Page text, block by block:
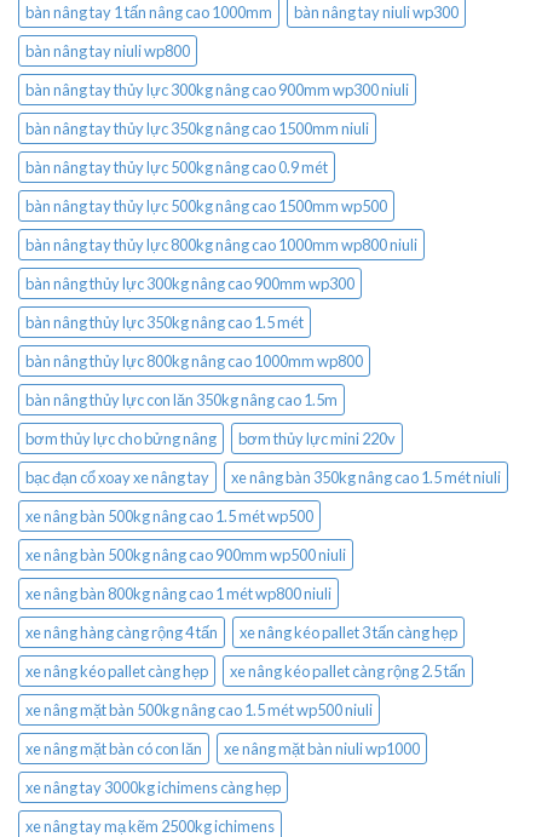
bàn nâng tay 1 tấn nâng cao 1000mm
bàn nâng tay niuli wp300
bàn nâng tay niuli wp800
bàn nâng tay thủy lực 300kg nâng cao 900mm wp300 niuli
bàn nâng tay thủy lực 350kg nâng cao 1500mm niuli
bàn nâng tay thủy lực 500kg nâng cao 0.9 mét
bàn nâng tay thủy lực 500kg nâng cao 1500mm wp500
bàn nâng tay thủy lực 800kg nâng cao 1000mm wp800 niuli
bàn nâng thủy lực 300kg nâng cao 900mm wp300
bàn nâng thủy lực 350kg nâng cao 1.5 mét
bàn nâng thủy lực 800kg nâng cao 1000mm wp800
bàn nâng thủy lực con lăn 350kg nâng cao 1.5m
bơm thủy lực cho bửng nâng
bơm thủy lực mini 220v
bạc đạn cổ xoay xe nâng tay
xe nâng bàn 350kg nâng cao 1.5 mét niuli
xe nâng bàn 500kg nâng cao 1.5 mét wp500
xe nâng bàn 500kg nâng cao 900mm wp500 niuli
xe nâng bàn 800kg nâng cao 1 mét wp800 niuli
xe nâng hàng càng rộng 4 tấn
xe nâng kéo pallet 3 tấn càng hẹp
xe nâng kéo pallet càng hẹp
xe nâng kéo pallet càng rộng 2.5 tấn
xe nâng mặt bàn 500kg nâng cao 1.5 mét wp500 niuli
xe nâng mặt bàn có con lăn
xe nâng mặt bàn niuli wp1000
xe nâng tay 3000kg ichimens càng hẹp
xe nâng tay mạ kẽm 2500kg ichimens